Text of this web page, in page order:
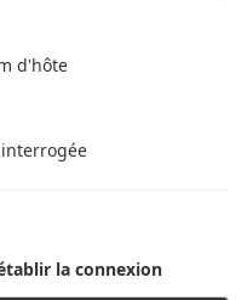
d'hôte
la connexion